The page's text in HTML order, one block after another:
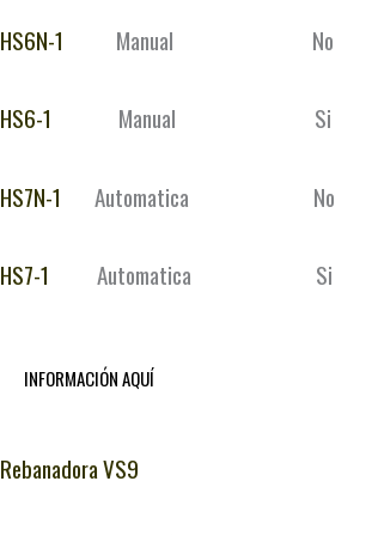
HS6N-1 Manual
HS6-1 Manual
HS7N-1
HS7-1
INFORMACIÓN AQUÍ
Rebanadora VS9